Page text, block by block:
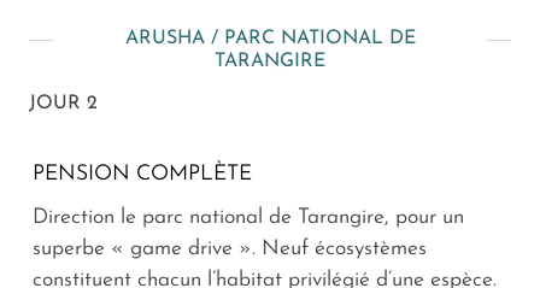
ARUSHA / PARC NATIONAL DE
TARANGIRE
JOUR 2
PENSION COMPLÈTE
Direction le parc national de Tarangire, pour un
superbe « game drive ». Neuf écosystèmes
constituent chacun l’habitat privilégié d’une espèce.